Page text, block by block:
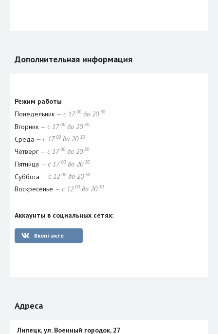
Дополнительная информация
Режим работы
Понедельник — с 17 00до 20 30
Вторник — с 17 00до 20 30
Среда — с 17 00до 20 30
Четверг — с 17 00до 20 30
Пятница — с 17 00до 20 30
Суббота — с 12 00до 20 30
Воскресенье — с 12 00до 20 30
Аккаунты в социальных сетях:
Вконтакте
Адреса
Липецк, ул. Военный городок, 27